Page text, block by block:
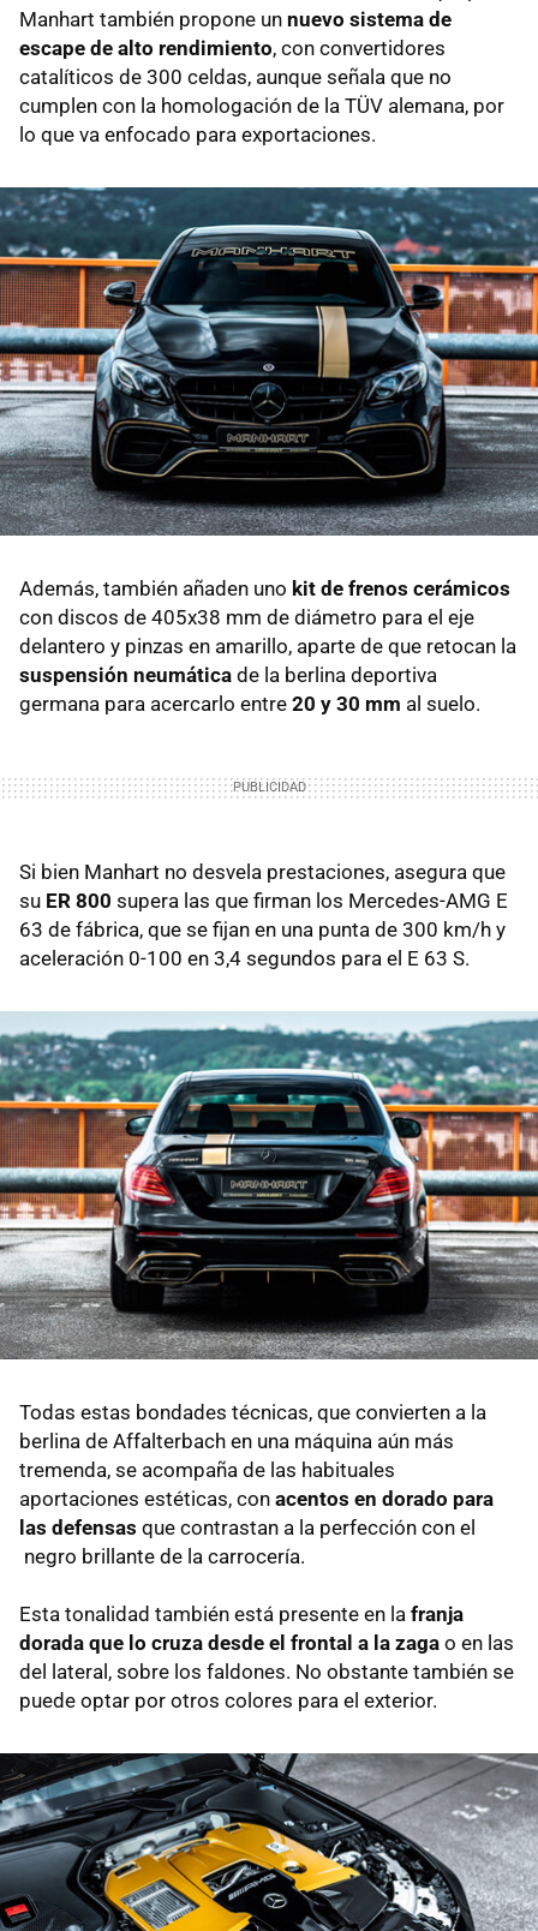
Manhart también propone un nuevo sistema de
escape de alto rendimiento, con convertidores
catalíticos de 300 celdas, aunque señala que no
cumplen con la homologación de la TÜV alemana, por
lo que va enfocado para exportaciones.
Además, también añaden uno kit de frenos cerámicos
con discos de 405x38 mm de diámetro para el eje
delantero y pinzas en amarillo, aparte de que retocan la
suspensión neumática de la berlina deportiva
germana para acercarlo entre 20 y 30 mm al suelo.
Si bien Manhart no desvela prestaciones, asegura que
su ER 800 supera las que firman los Mercedes-AMG E
63 de fábrica, que se fijan en una punta de 300 km/h y
aceleración 0-100 en 3,4 segundos para el E 63 S.
Todas estas bondades técnicas, que convierten a la
berlina de Affalterbach en una máquina aún más
tremenda, se acompaña de las habituales
aportaciones estéticas, con acentos en dorado para
las defensas que contrastan a la perfección con el
negro brillante de la carrocería.
Esta tonalidad también está presente en la franja
dorada que lo cruza desde el frontal a la zaga o en las
del lateral, sobre los faldones. No obstante también se
puede optar por otros colores para el exterior.